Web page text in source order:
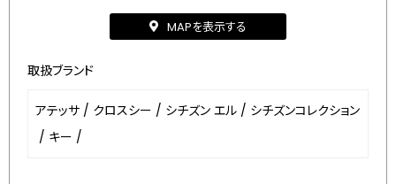
MAPを表示する
取扱ブランド
アテッサ / クロスシー / シチズン エル / シチズンコレクション
/ キー /